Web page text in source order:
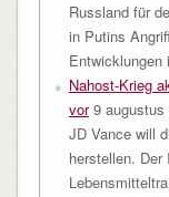
Russland für
in Putins
Entwicklungen
Nahost-Krieg
vor 9 augustus
JD Vance will
herstellen. Der